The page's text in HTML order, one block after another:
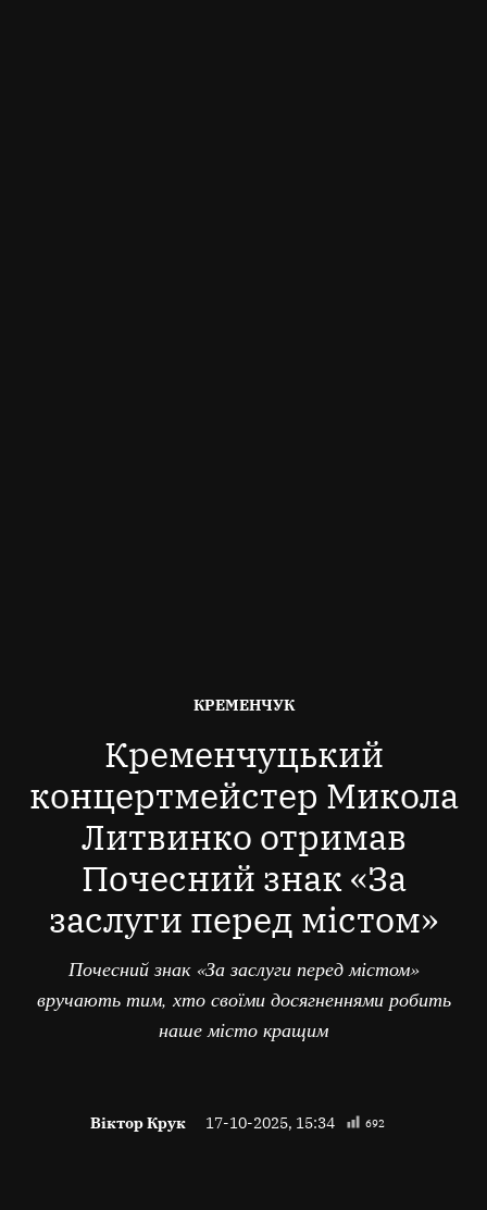
ОПУБЛІКОВАНО
КРЕМЕНЧУК
Кременчуцький
концертмейстер Микола
Литвинко отримав
Почесний знак «За
заслуги перед містом»
Почесний знак «За заслуги перед містом»
вручають тим, хто своїми досягненнями робить
наше місто кращим
Віктор Крук 17-10-2025, 15:34 692